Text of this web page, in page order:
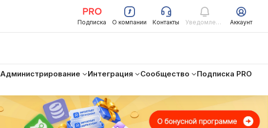
Подписка О компании Контакты Уведомления Аккаунт
Администрирование Интеграция Сообщество
Подписка PRO